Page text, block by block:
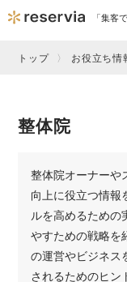
「集客
トップ お役立ち情
整体院
整体院オーナーや
向上に役立つ情報
ルを高めるための
やすための戦略を
の運営やビジネス
されるためのヒン